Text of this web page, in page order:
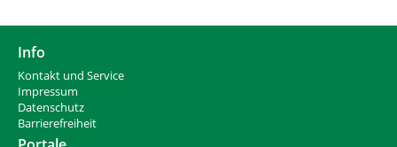
Info
Kontakt und Service
Impressum
Datenschutz
Barrierefreiheit